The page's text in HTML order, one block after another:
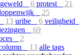
6 protest
21
25
13 uribe 6 veiligheid
69
2
13 alle tags